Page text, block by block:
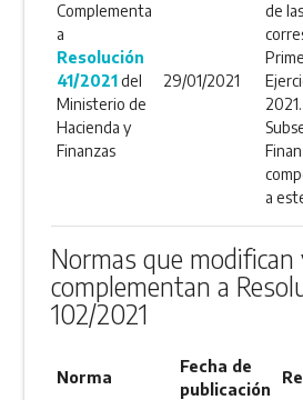
Complementa
a
Resolución
41/2021del
Ministerio de
Hacienda y
Finanzas
29/01/2021
de
a
Normas que modifican
complementan a
102/2021
Norma
Fecha de
publicación